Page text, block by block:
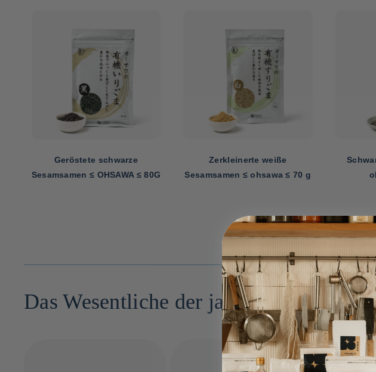
Geröstete schwarze
Sesamsamen ≤ OHSAWA ≤ 80G
Zerkleinerte weiße
Sesamsamen ≤ ohsawa ≤ 70 g
Das Wesentliche der japanischen Küche